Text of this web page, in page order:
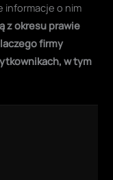
informacje o nim
z okresu prawie
firmy
w tym